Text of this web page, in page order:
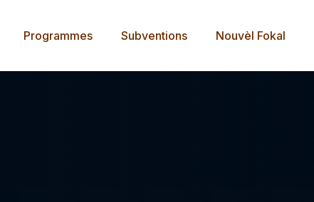
Programmes Subventions Nouvèl Fokal